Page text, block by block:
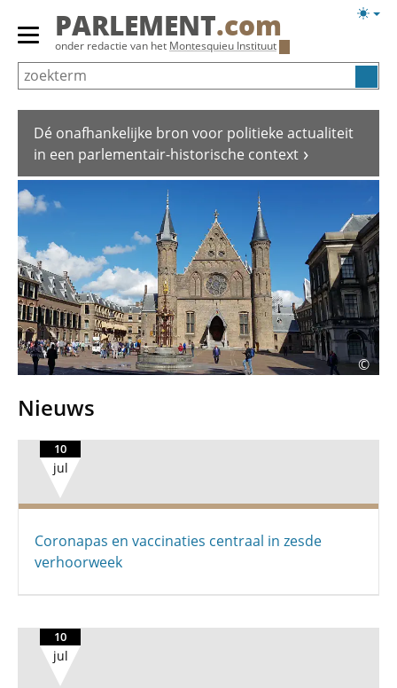
inhoud
Primair
menu
tonen/verbergen
PARLEMENT.com
onder redactie van het Montesquieu Instituut
Dé onafhankelijke bron voor politieke actualiteit
in een parlementair-historische context
©
Nieuws
10
jul
Coronapas en vaccinaties centraal in zesde
verhoorweek
10
jul